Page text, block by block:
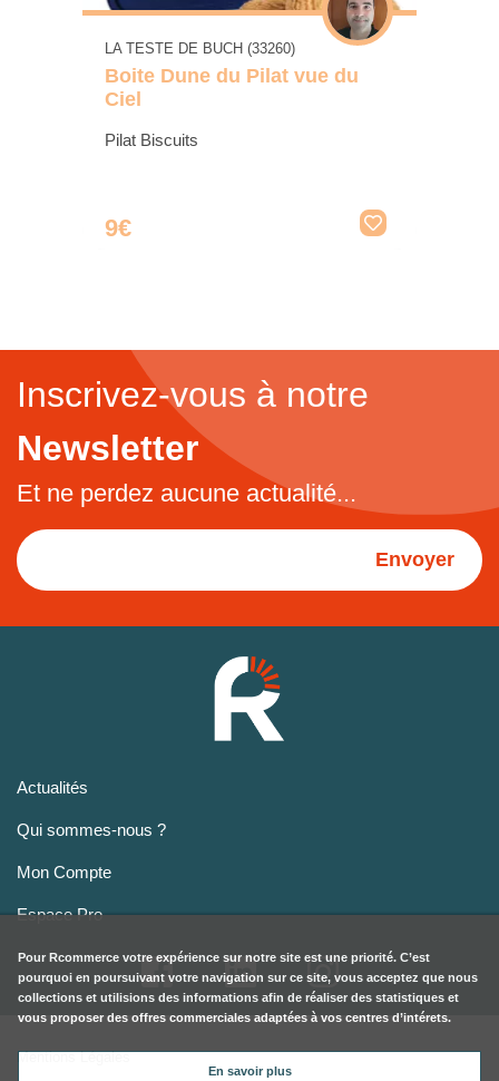
LA TESTE DE BUCH (33260)
Boite Dune du Pilat vue du
Ciel
Pilat Biscuits
9€
Inscrivez-vous à notre
Newsletter
Et ne perdez aucune actualité...
Envoyer
Actualités
Qui sommes-nous ?
Mon Compte
Espace Pro
Mentions Légales
Pour Rcommerce votre expérience sur notre site est une priorité. C’est
pourquoi en poursuivant votre navigation sur ce site, vous acceptez que nous
collections et utilisions des informations afin de réaliser des statistiques et
vous proposer des offres commerciales adaptées à vos centres d’intérets.
En savoir plus